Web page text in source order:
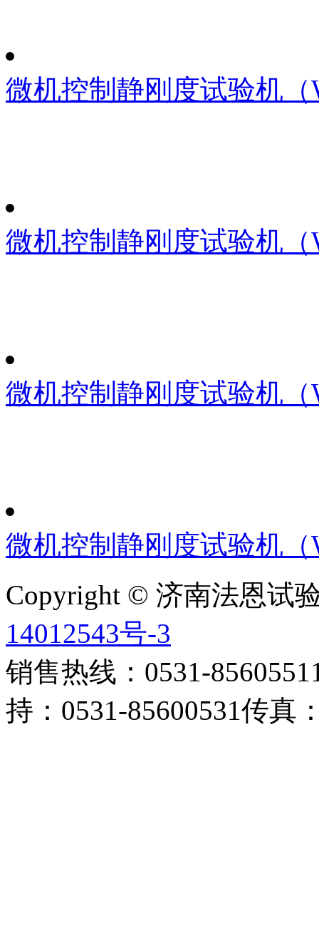
微机控制静刚度试验机（
微机控制静刚度试验机（
微机控制静刚度试验机（
微机控制静刚度试验机（
Copyright © 济南法恩试
14012543号-3
销售热线：0531-
持：0531-85600531传真